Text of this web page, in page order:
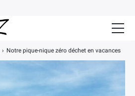
› Notre pique-nique zéro déchet en vacances